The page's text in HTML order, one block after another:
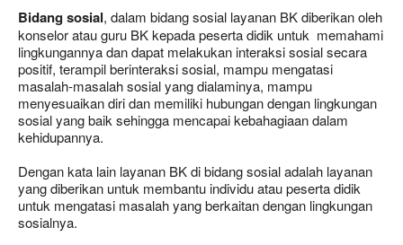
Bidang sosial, dalam bidang sosial layanan BK diberikan oleh
konselor atau guru BK kepada peserta didik untuk memahami
lingkungannya dan dapat melakukan interaksi sosial secara
positif, terampil berinteraksi sosial, mampu mengatasi
masalah-masalah sosial yang dialaminya, mampu
menyesuaikan diri dan memiliki hubungan dengan lingkungan
sosial yang baik sehingga mencapai kebahagiaan dalam
kehidupannya.
Dengan kata lain layanan BK di bidang sosial adalah layanan
yang diberikan untuk membantu individu atau peserta didik
untuk mengatasi masalah yang berkaitan dengan lingkungan
sosialnya.